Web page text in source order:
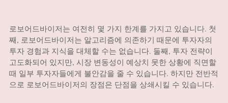
로보어드바이저는 여전히 몇 가지 한계를 가지고 있습니다. 첫
째, 로보어드바이저는 알고리즘에 의존하기 때문에 투자자의
투자 경험과 지식을 대체할 수는 없습니다. 둘째, 투자 전략이
고도화되어 있지만, 시장 변동성이 예상치 못한 상황에 직면할
때 일부 투자자들에게 불안감을 줄 수 있습니다. 하지만 전반적
으로 로보어드바이저의 장점은 단점을 상쇄시킬 수 있습니다.